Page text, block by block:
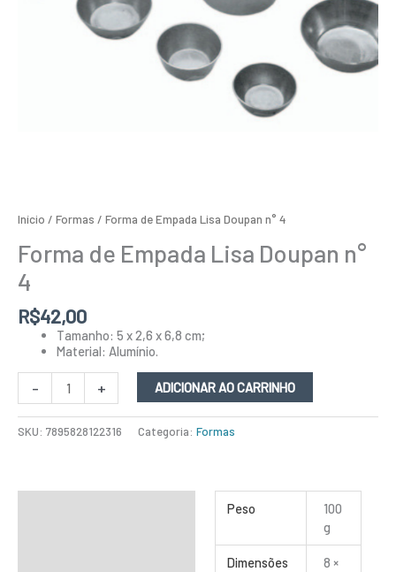
Início / Formas / Forma de Empada Lisa Doupan n° 4
Forma de Empada Lisa Doupan n°
4
R$42,00
Tamanho: 5 x 2,6 x 6,8 cm;
Material: Alumínio.
- + ADICIONAR AO CARRINHO
SKU: 7895828122316 Categoria: Formas
Peso
100
g
Dimensões
8 ×